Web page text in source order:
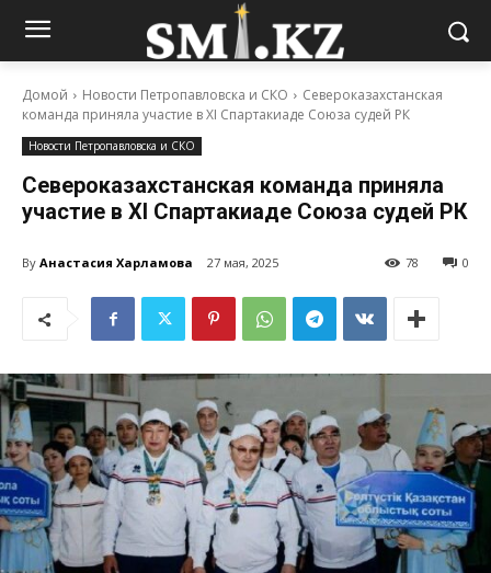
Домой Новости Петропавловска и СКО
Североказахстанская
команда приняла участие в ХI Спартакиаде Союза судей РК
Новости Петропавловска и СКО
Североказахстанская команда приняла
участие в ХI Спартакиаде Союза судей РК
By Анастасия Харламова 27 мая, 2025 0
78